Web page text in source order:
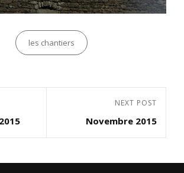
Categories
les chantiers
Post
NEXT POST
Novembre 2015